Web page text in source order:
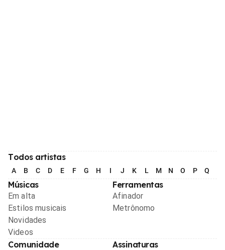
Todos artistas
A B C D E F G H I J K L M N O P Q
Músicas
Em alta
Estilos musicais
Novidades
Videos
Ferramentas
Afinador
Metrônomo
Comunidade Assinaturas